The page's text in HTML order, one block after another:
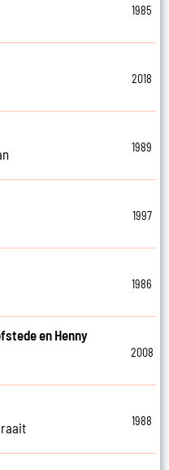
1985
2018
1989
1997
1986
en Henny
2008
1988